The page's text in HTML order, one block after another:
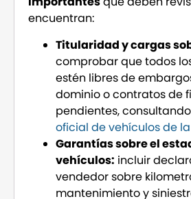
encuentran:
Titularidad y cargas
comprobar que todos
estén libres de
dominio o contratos de
pendientes,
oficial de vehículos de la
Garantías sobre el
vehículos: incluir
vendedor sobre
mantenimiento y